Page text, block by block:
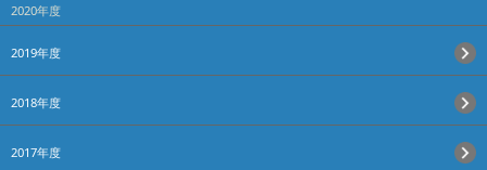
2020年度
2019年度
2018年度
2017年度